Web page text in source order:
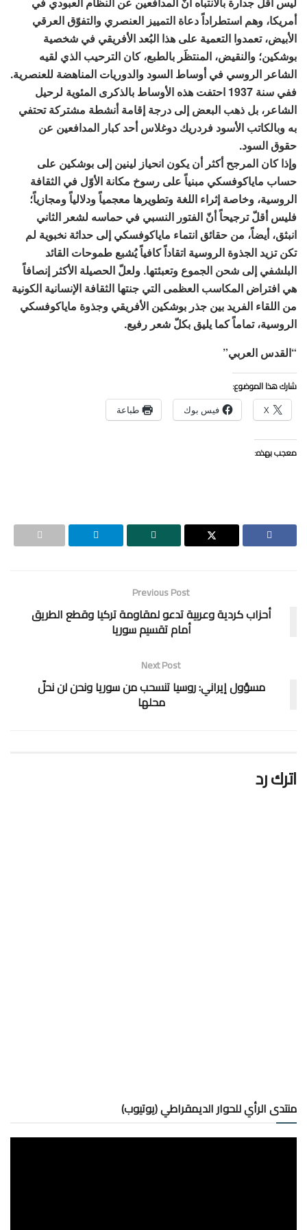
أمريكا، وهم استطراداً دعاة التمييز العنصري والتفوّق العرقي
الأبيض، تعمدوا التعمية على هذا البُعد الأفريقي في شخصية
بوشكين؛ والنقيض، المنتظَر بالطبع، كان الترحيب الذي لقيه
الشاعر الروسي في أوساط السود والدوريات المناهضة للعنصرية.
ففي سنة 1937 احتفت هذه الأوساط بالذكرى المئوية لرحيل
الشاعر، بل ذهب البعض إلى درجة إقامة أنشطة مشتركة تحتفي
به وبالكاتب الأسود فردريك دوغلاس أحد كبار المدافعين عن
حقوق السود.
وإذا كان المرجح أكثر أن يكون انحياز لينين إلى بوشكين على
حساب ماياكوفسكي مبنياً على رسوخ مكانة الأوّل في الثقافة
الروسية، وخاصة إثراء اللغة وتطويرها معجمياً ودلالياً ومجازياً؛
فليس أقلّ ترجيحاً أنّ الفتور النسبي في حماسه لشعر الثاني
انبثق، أيضاً، من حقائق انتماء ماياكوفسكي إلى حداثة نخبوية لم
تكن تزيد الجذوة الروسية اتقاداً كافياً يُشبع طموحات القائد
البلشفي إلى شحن الجموع وتعبئتها. ولعلّ الحصيلة الأكثر إنصافاً
هي افتراض المكاسب العظمى التي جنتها الثقافة الإنسانية الكونية
من اللقاء الفريد بين جذر بوشكين الأفريقي وجذوة ماياكوفسكي
الروسية، تماماً كما يليق بكلّ شعر رفيع.
“القدس العربي”
شارك هذا الموضوع:
X فيس بوك طباعة
معجب بهذه:
Previous Post
أحزاب كردية وعربية تدعو لمقاومة تركيا وقطع الطريق
أمام تقسيم سوريا
Next Post
مسؤول إيراني: روسيا تنسحب من سوريا ونحن لن نحلّ
محلها
اترك رد
منتدى الرأي للحوار الديمقراطي (يوتيوب)